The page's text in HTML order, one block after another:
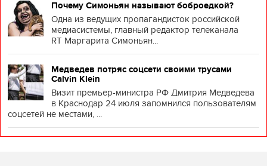
Почему Симоньян называют боброедкой?
Одна из ведущих пропагандисток российской
медиасистемы, главный редактор телеканала
RT Маргарита Симоньян...
Медведев потряс соцсети своими трусами
Calvin Klein
Визит премьер-министра РФ Дмитрия Медведева
в Краснодар 24 июля запомнился пользователям
соцсетей не местами, ...